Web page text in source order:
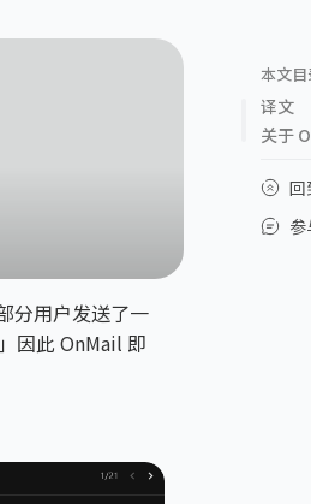
分用户发送了一
因此 OnMail 即
本文目
译文
关于
回